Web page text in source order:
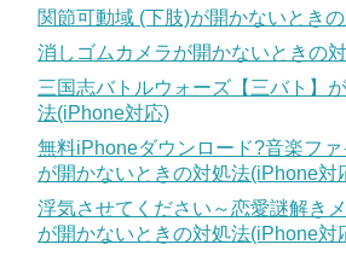
関節可動域 (下肢)が開かないとき
消しゴムカメラが開かないときの
三国志バトルウォーズ【三バト】
法(iPhone対応)
無料iPhoneダウンロード?音楽フ
が開かないときの対処法(iPhone対
浮気させてください～恋愛謎解き
が開かないときの対処法(iPhone対